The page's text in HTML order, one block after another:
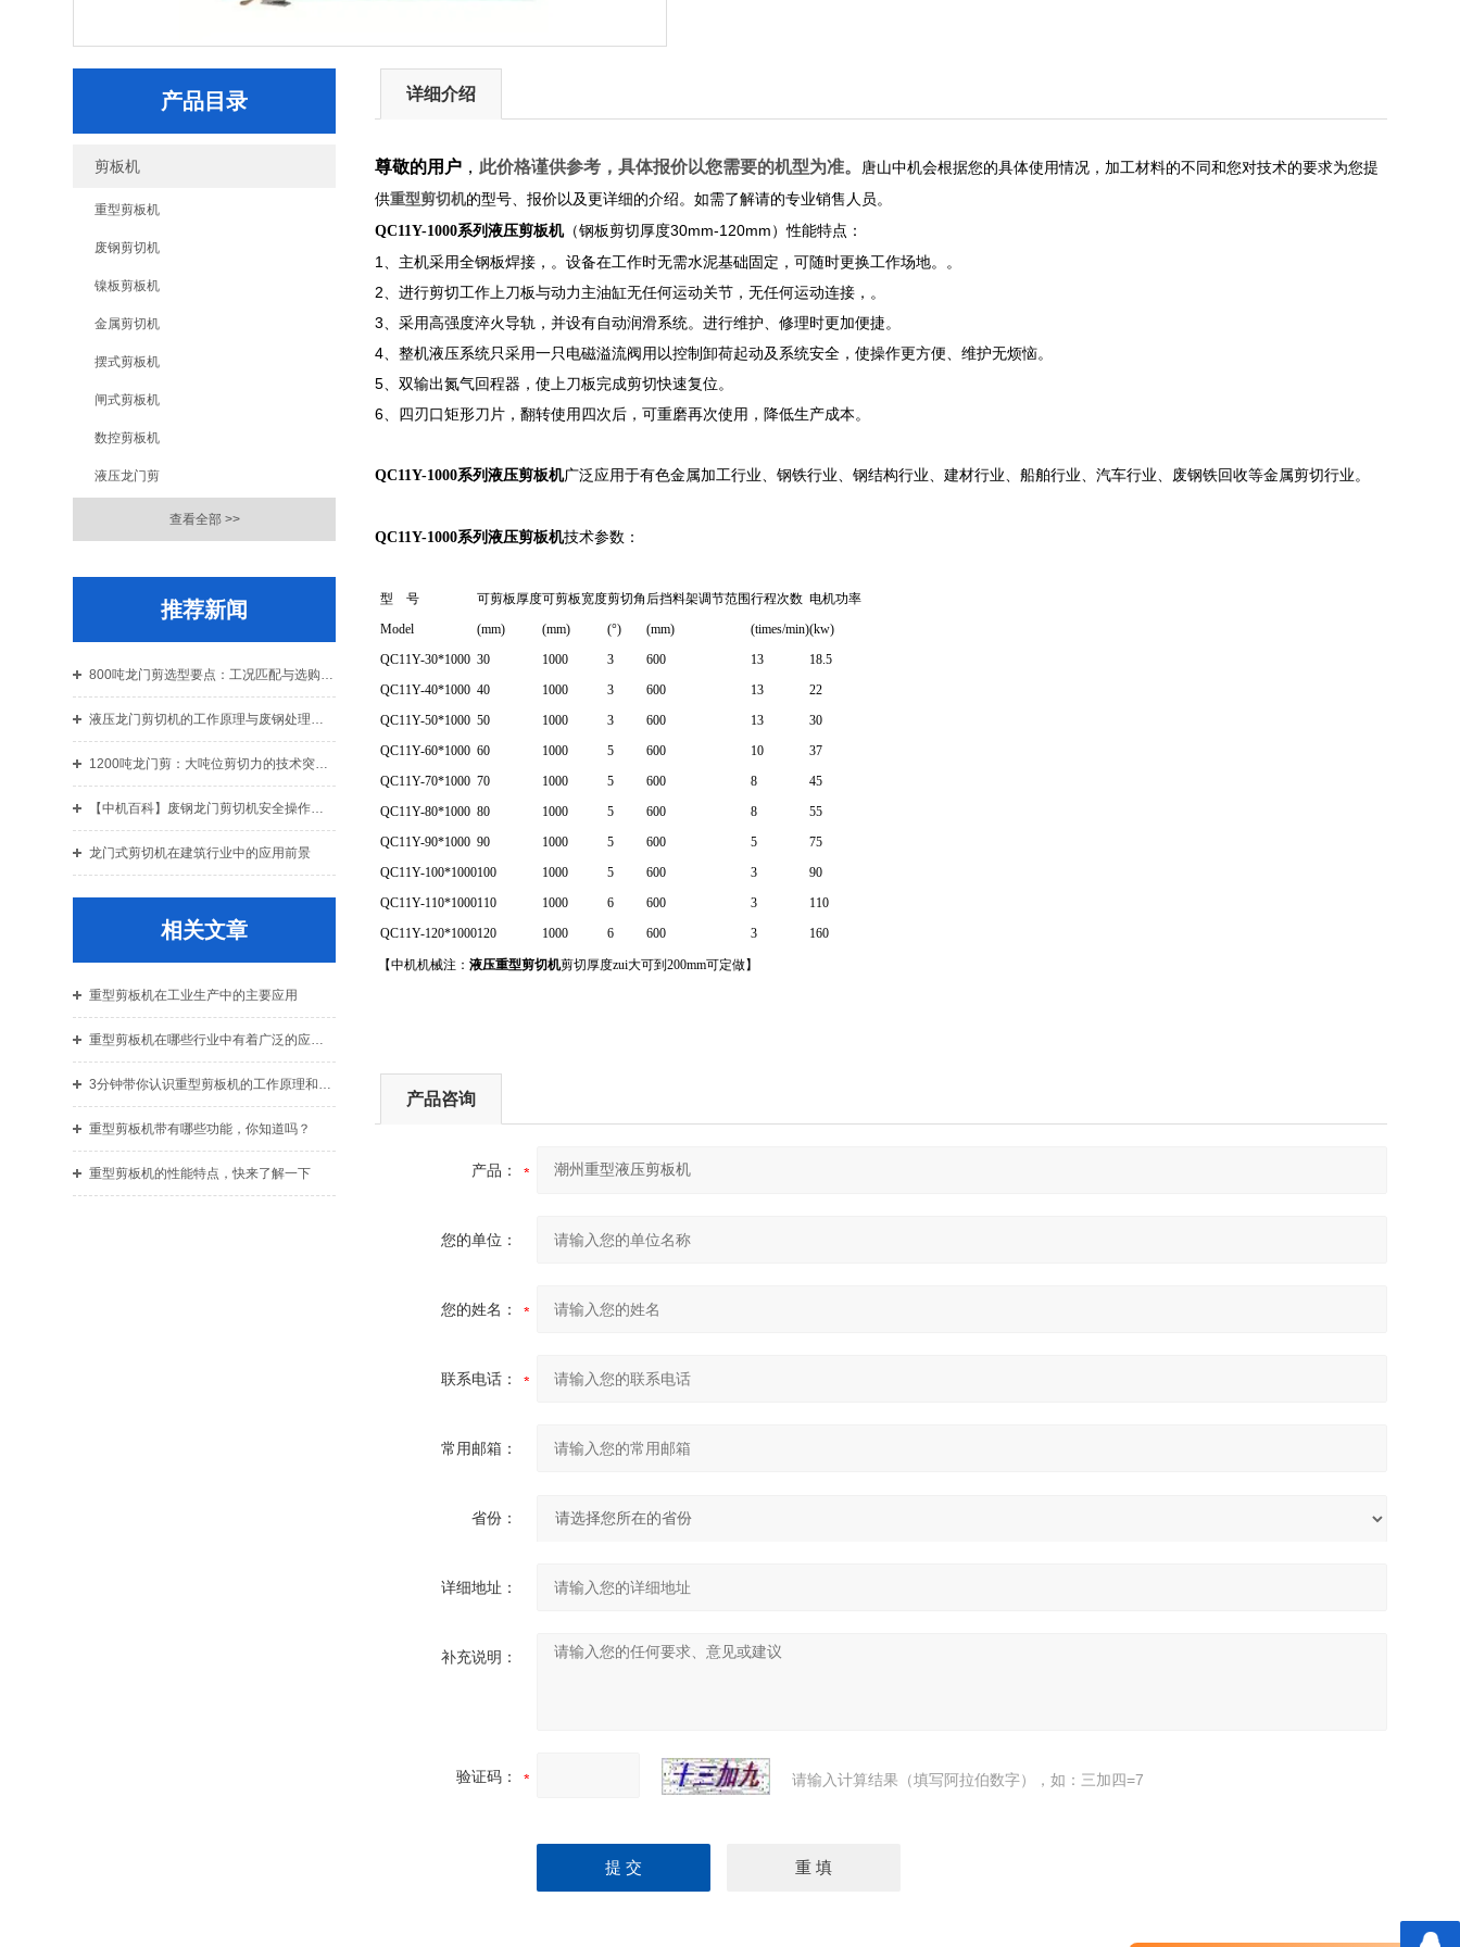
产品目录
剪板机
重型剪板机
废钢剪切机
镍板剪板机
金属剪切机
摆式剪板机
闸式剪板机
数控剪板机
液压龙门剪
查看全部 >>
推荐新闻
800吨龙门剪选型要点：工况匹配与选购指南
液压龙门剪切机的工作原理与废钢处理应用解析
1200吨龙门剪：大吨位剪切力的技术突破与结构设计解析
【中机百科】废钢龙门剪切机安全操作规程：老机手总结的10条铁律
龙门式剪切机在建筑行业中的应用前景
相关文章
重型剪板机在工业生产中的主要应用
重型剪板机在哪些行业中有着广泛的应用？
3分钟带你认识重型剪板机的工作原理和使用准则
重型剪板机带有哪些功能，你知道吗？
重型剪板机的性能特点，快来了解一下
详细介绍
尊敬的用户 ， 此价格谨供参考，具体报价以您需要的机型为准。
唐山中机会根据您的具体使用情况，加工材料的不同和您对技术的要求为您提
供重型剪切机的型号、报价以及更详细的介绍。如需了解请的专业销售人员。
QC11Y-1000系列液压剪板机（钢板剪切厚度30mm-120mm）性能特点：
1、主机采用全钢板焊接，。设备在工作时无需水泥基础固定，可随时更换工作场地。。
2、进行剪切工作上刀板与动力主油缸无任何运动关节，无任何运动连接，。
3、采用高强度淬火导轨，并设有自动润滑系统。进行维护、修理时更加便捷。
4、整机液压系统只采用一只电磁溢流阀用以控制卸荷起动及系统安全，使操作更方便、维护无烦恼。
5、双输出氮气回程器，使上刀板完成剪切快速复位。
6、四刃口矩形刀片，翻转使用四次后，可重磨再次使用，降低生产成本。
QC11Y-1000系列液压剪板机广泛应用于有色金属加工行业、钢铁行业、钢结构行业、建材行业、船舶行业、汽车行业、废钢铁回收等金属剪切行业。
QC11Y-1000系列液压剪板机技术参数：
型 号 可剪板厚度可剪板宽度剪切角 后挡料架调节范围行程次数 电机功率
Model
(mm) (mm) (°) (mm) (times/min)(kw)
QC11Y-30*1000 30 1000 3 600 13
18.5
QC11Y-40*1000 40 1000 3 600 13
22
QC11Y-50*1000 50 1000 3 600 13
30
QC11Y-60*1000 60 1000 5 600 10
37
QC11Y-70*1000 70 1000 5 600 8
45
QC11Y-80*1000 80 1000 5 600 8
55
QC11Y-90*1000 90 1000 5 600 5
75
QC11Y-100*1000100 1000 5 600 3
90
QC11Y-110*1000110 1000 6 600 3
110
QC11Y-120*1000120 1000 6 600 3 160
【中机机械注：液压重型剪切机剪切厚度zui大可到200mm可定做】
产品咨询
产品：
您的单位：
您的姓名：
联系电话：
常用邮箱：
省份：
详细地址：
补充说明：
验证码： 请输入计算结果（填写阿拉伯数字），如：三加四=7